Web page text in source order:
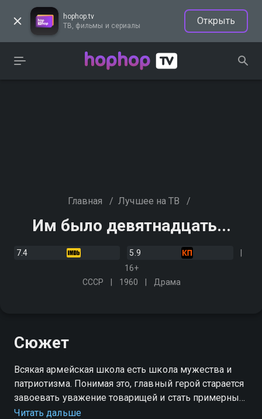
hophop.tv
ТВ, фильмы и сериалы
Открыть
Главная / Лучшее на ТВ /
Им было девятнадцать...
7.4
5.9
16+
СССР
1960 Драма
Сюжет
Всякая армейская школа есть школа мужества и
патриотизма. Понимая это, главный герой старается
завоевать уважение товарищей и стать примерным
курсантом
Читать дальше